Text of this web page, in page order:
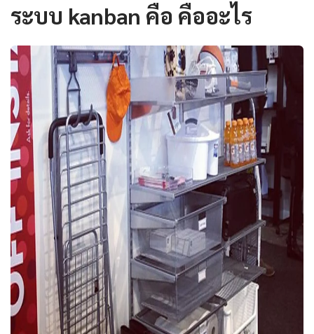
ระบบ kanban คือ คืออะไร